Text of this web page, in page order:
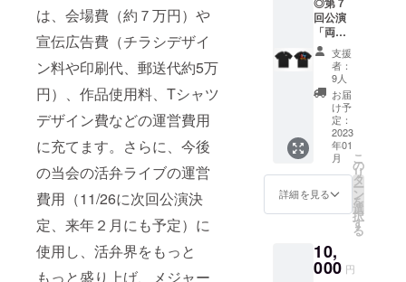
は、会場費（約７万円）や
宣伝広告費（チラシデザイ
ン料や印刷代、郵送代約5万
円）、作品使用料、Tシャツ
デザイン費などの運営費用
に充てます。さらに、今後
の当会の活弁ライブの運営
費用（11/26に次回公演決
定、来年２月にも予定）に
使用し、活弁界をもっと
もっと盛り上げ、メジャー
メー
ジ） ・
当日の
パンフ
レット
※A4
二つ折
りサイ
ズ、会
場で配
布する
パンフ
※※本
文中の
演者の
プロ
さい。
チラシ
と同じ
デザイ
ンのＡ
３サイ
ズのポ
スター
に出演
者お二
人のサ
インを
入れて
郵送い
＞ ・公
演詳細
回公演
「両雄
激突」
チラシ
のメイ
ン画像
入りオ
リジナ
ルTシャ
ツ１枚
※デザ
インは
写真を
参照く
ださ
味は、
画面と
実際で
支援
者：
9人
お届
け予
定：
2023
年01
月
詳細を見る
こ
の
リ
タ
ー
ン
を
選
択
す
る
10,
000 円